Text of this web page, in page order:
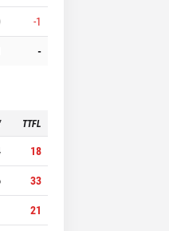
-1
-
TTFL
18
33
21